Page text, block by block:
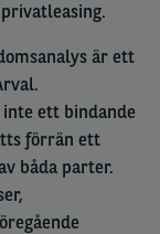
är ett
ett bindande
förrän ett
båda parter.